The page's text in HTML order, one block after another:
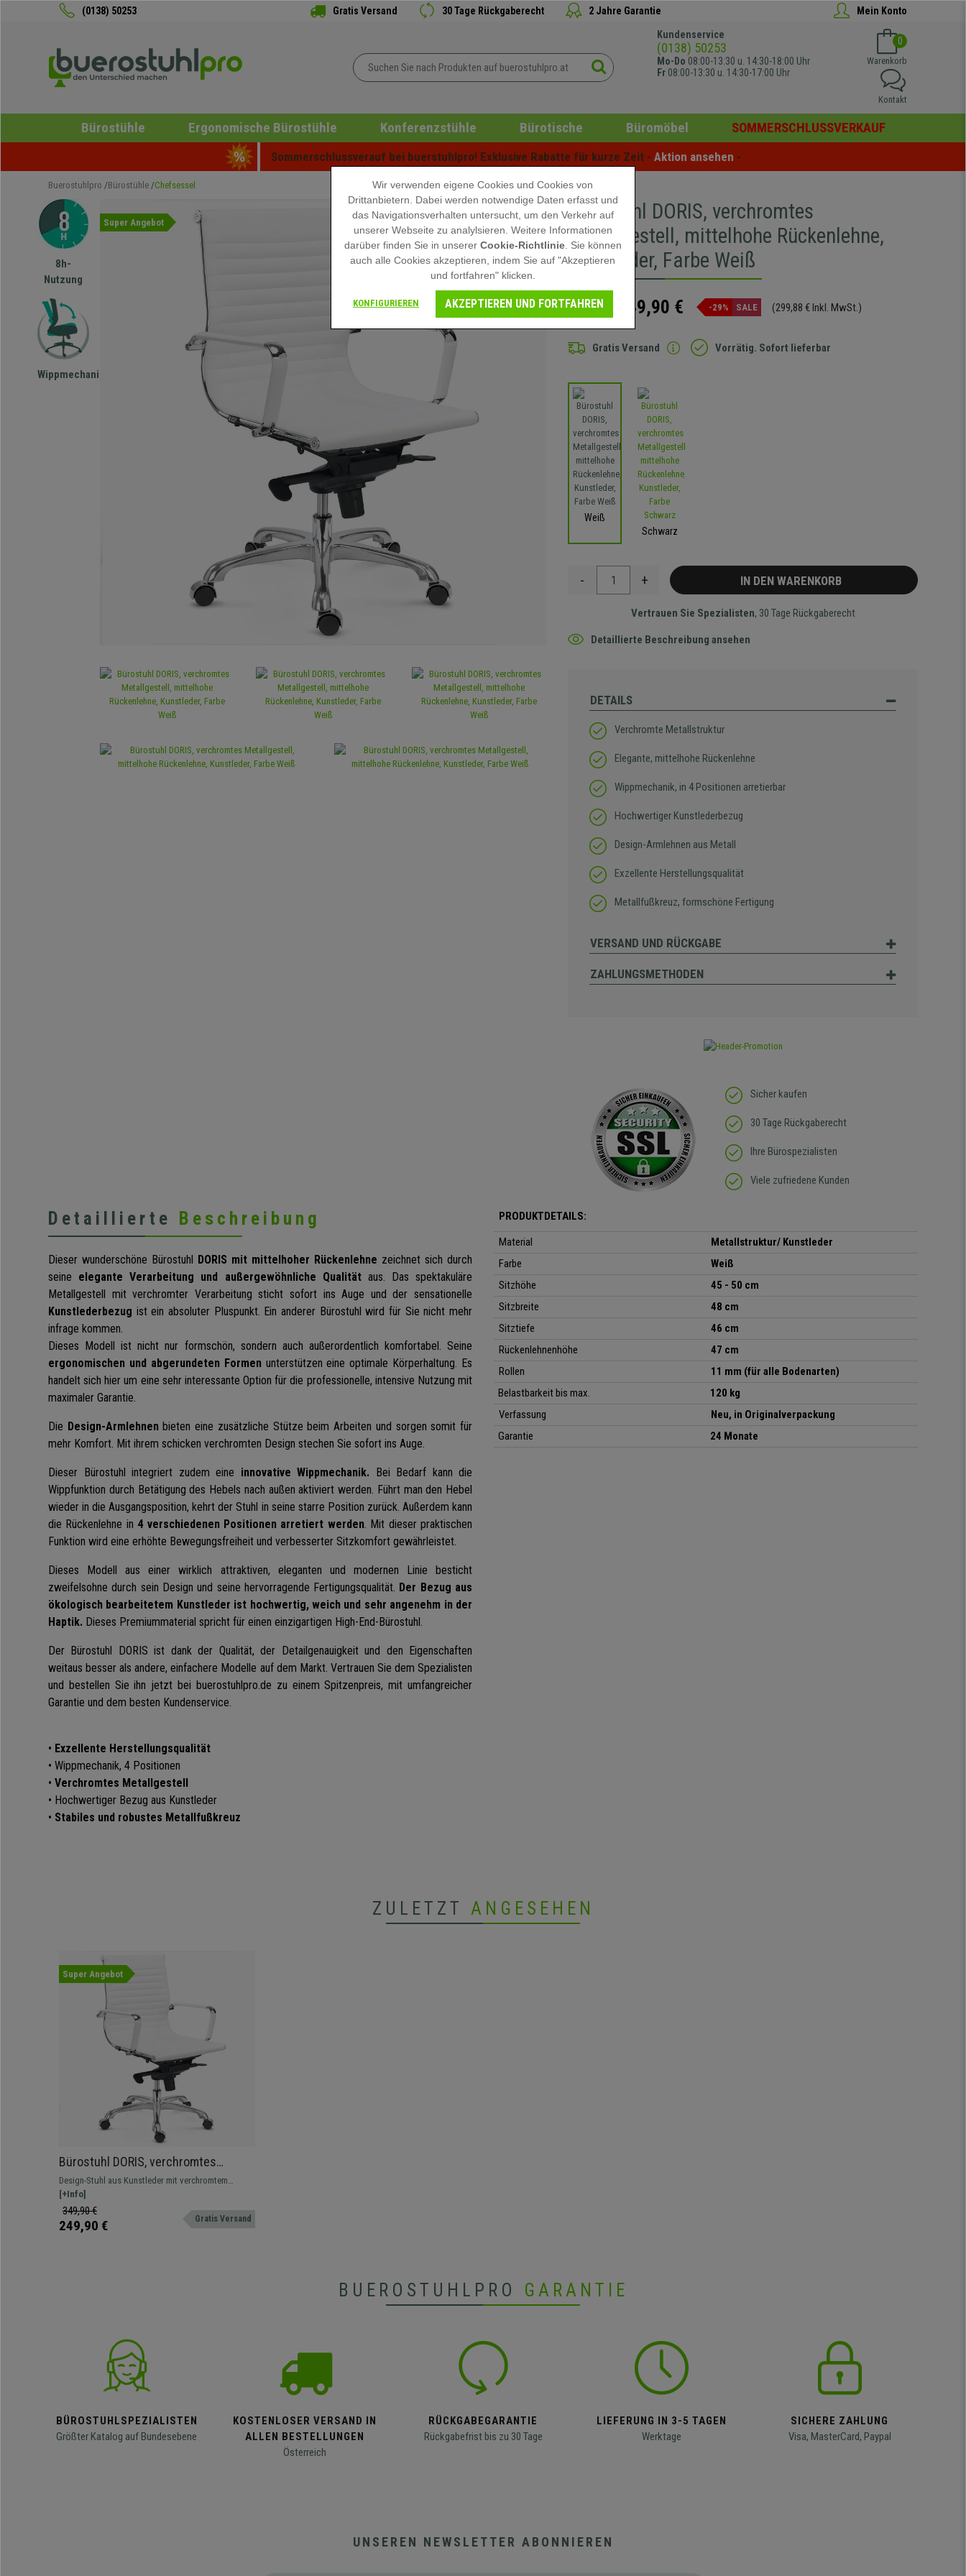
(0138) 50253 Gratis Versand 30 Tage Rückgaberecht 2 Jahre Garantie Mein Konto
Kundenservice
(0138) 50253
Mo-Do 08:00-13:30 u. 14:30-18:00 Uhr
Fr 08:00-13:30 u. 14:30-17:00 Uhr
0
Warenkorb
Kontakt
Bürostühle Ergonomische Bürostühle Konferenzstühle Bürotische Büromöbel SOMMERSCHLUSSVERKAUF
Sommerschlussverauf bei buerstuhlpro! Exklusive Rabatte für kurze Zeit - Aktion ansehen -
Buerostuhlpro Bürostühle Chefsessel
8h-
Nutzung
Wippmechanismus
Super Angebot
Bürostuhl DORIS, verchromtes
Metallgestell, mittelhohe Rückenlehne,
Kunstleder, Farbe Weiß
349,90 € 249,90 € -29% SALE (299,88 € Inkl. MwSt.)
Gratis Versand Vorrätig. Sofort lieferbar
Weiß
Schwarz
- + IN DEN WARENKORB
Vertrauen Sie Spezialisten, 30 Tage Rückgaberecht
Detaillierte Beschreibung ansehen
DETAILS
Verchromte Metallstruktur
Elegante, mittelhohe Rückenlehne
Wippmechanik, in 4 Positionen arretierbar
Hochwertiger Kunstlederbezug
Design-Armlehnen aus Metall
Exzellente Herstellungsqualität
Metallfußkreuz, formschöne Fertigung
VERSAND UND RÜCKGABE
ZAHLUNGSMETHODEN
Sicher kaufen
30 Tage Rückgaberecht
Ihre Bürospezialisten
Viele zufriedene Kunden
Detaillierte Beschreibung
Dieser wunderschöne Bürostuhl DORIS mit mittelhoher Rückenlehne zeichnet sich durch
seine elegante Verarbeitung und außergewöhnliche Qualitätaus. Das spektakuläre
Metallgestell mit verchromter Verarbeitung sticht sofort ins Auge und der sensationelle
Kunstlederbezug ist ein absoluter Pluspunkt. Ein anderer Bürostuhl wird für Sie nicht mehr
infrage kommen.
Dieses Modell ist nicht nur formschön, sondern auch außerordentlich komfortabel. Seine
ergonomischen und abgerundeten Formen unterstützen eine optimale Körperhaltung. Es
handelt sich hier um eine sehr interessante Option für die professionelle, intensive Nutzung mit
maximaler Garantie.
Die Design-Armlehnenbieten eine zusätzliche Stütze beim Arbeiten und sorgen somit für
mehr Komfort. Mit ihrem schicken verchromten Design stechen Sie sofort ins Auge.
Dieser Bürostuhl integriert zudem eine innovative Wippmechanik. Bei Bedarf kann die
Wippfunktion durch Betätigung des Hebels nach außen aktiviert werden. Führt man den Hebel
wieder in die Ausgangsposition, kehrt der Stuhl in seine starre Position zurück. Außerdem kann
die Rückenlehne in 4 verschiedenen Positionen arretiert werden. Mit dieser praktischen
Funktion wird eine erhöhte Bewegungsfreiheit und verbesserter Sitzkomfort gewährleistet.
Dieses Modell aus einer wirklich attraktiven, eleganten und modernen Linie besticht
zweifelsohne durch sein Design und seine hervorragende Fertigungsqualität. Der Bezug aus
ökologisch bearbeitetem Kunstleder ist hochwertig, weich und sehr angenehm in der
Haptik. Dieses Premiummaterial spricht für einen einzigartigen High-End-Bürostuhl.
Der Bürostuhl DORIS ist dank der Qualität, der Detailgenauigkeit und den Eigenschaften
weitaus besser als andere, einfachere Modelle auf dem Markt. Vertrauen Sie dem Spezialisten
und bestellen Sie ihn jetzt bei buerostuhlpro.de zu einem Spitzenpreis, mit umfangreicher
Garantie und dem besten Kundenservice.
• Exzellente Herstellungsqualität
• Wippmechanik, 4 Positionen
• Verchromtes Metallgestell
• Hochwertiger Bezug aus Kunstleder
• Stabiles und robustes Metallfußkreuz
PRODUKTDETAILS:
Material
Metallstruktur/ Kunstleder
Farbe
Weiß
Sitzhöhe
45 - 50 cm
Sitzbreite
48 cm
Sitztiefe
46 cm
Rückenlehnenhöhe
47 cm
Rollen
11 mm (für alle Bodenarten)
Belastbarkeit bis max.
120 kg
Verfassung
Neu, in Originalverpackung
Garantie
24 Monate
ZULETZT ANGESEHEN
Super Angebot
Bürostuhl DORIS, verchromtes
Metallgestell, mittelhohe
Rückenlehne, Kunstleder, Farbe Weiß
Design-Stuhl aus Kunstleder mit verchromtem
Metallgestell, Wippmechanik mit 4 Positionen
[+Info]
349,90 €
249,90 € Gratis Versand
BUEROSTUHLPRO GARANTIE
BÜROSTUHLSPEZIALISTEN
Größter Katalog auf Bundesebene
KOSTENLOSER VERSAND IN
ALLEN BESTELLUNGEN
Österreich
RÜCKGABEGARANTIE
Rückgabefrist bis zu 30 Tage
LIEFERUNG IN 3-5 TAGEN
Werktage
SICHERE ZAHLUNG
Visa, MasterCard, Paypal
UNSEREN NEWSLETTER ABONNIEREN
Wir verwenden eigene Cookies und Cookies von
Drittanbietern. Dabei werden notwendige Daten erfasst und
das Navigationsverhalten untersucht, um den Verkehr auf
unserer Webseite zu analylsieren. Weitere Informationen
darüber finden Sie in unserer Cookie-Richtlinie. Sie können
auch alle Cookies akzeptieren, indem Sie auf "Akzeptieren
und fortfahren" klicken.
KONFIGURIEREN AKZEPTIEREN UND FORTFAHREN